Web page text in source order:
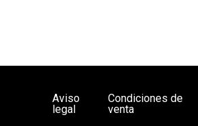
Aviso
legal
Condiciones de
venta